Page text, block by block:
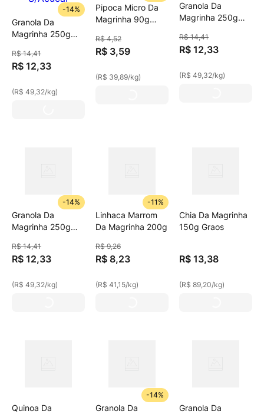
-14%
Granola Da
Magrinha 250g
R$ 14,41
R$ 12,33
(R$ 49,32/kg)
Pipoca Micro Da
Magrinha 90g
R$ 4,52
R$ 3,59
(R$ 39,89/kg)
Granola Da
Magrinha 250g
R$ 14,41
R$ 12,33
(R$ 49,32/kg)
-14%
Granola Da
Magrinha 250g
R$ 14,41
R$ 12,33
(R$ 49,32/kg)
-11%
Linhaca Marrom
Da Magrinha 200g
R$ 9,26
R$ 8,23
(R$ 41,15/kg)
Chia Da Magrinha
150g Graos
R$ 13,38
(R$ 89,20/kg)
Quinoa Da
-14%
Granola Da
Granola Da